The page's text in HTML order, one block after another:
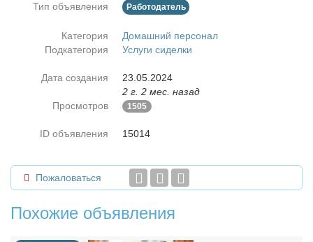
Тип объявления Работодатель
Категория
Домашний персонал
Подкатегория
Услуги сиделки
Дата создания
23.05.2024
2 г. 2 мес. назад
Просмотров
1505
ID объявления 15014
Пожаловаться
Похожие объявления